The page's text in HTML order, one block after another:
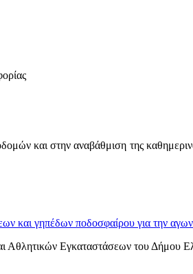
και στην αναβάθμιση της
και γηπέδων ποδοσφαίρου για την
Αθλητικών Εγκαταστάσεων του Δήμου